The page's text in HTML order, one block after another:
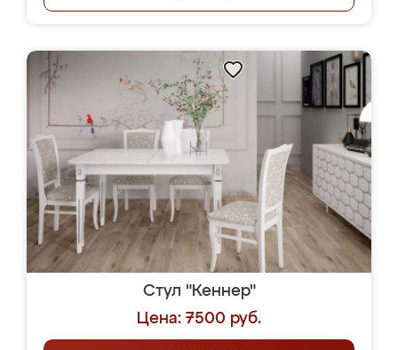
Стул "Кеннер"
Цена: 7500 руб.